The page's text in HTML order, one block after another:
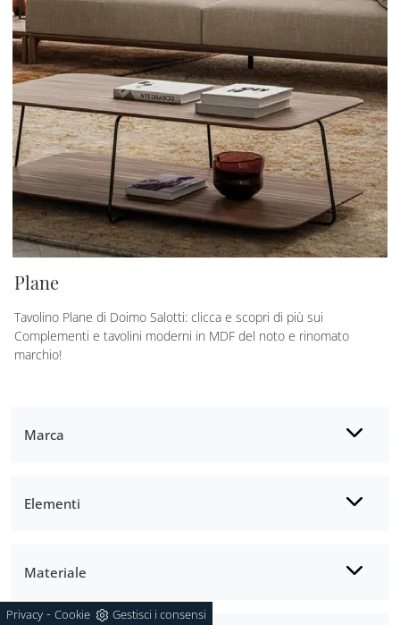
Marca
Elementi
Materiale
Plane
Tavolino Plane di Doimo Salotti: clicca e scopri di più sui
Complementi e tavolini moderni in MDF del noto e rinomato
marchio!
Privacy - Cookie Gestisci i consensi